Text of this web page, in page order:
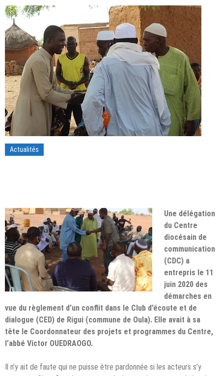
Actualités
Une délégation
du Centre
diocésain de
communication
(CDC) a
entrepris le 11
juin 2020 des
démarches en
vue du règlement d’un conflit dans le Club d’écoute et de
dialogue (CED) de Rigui (commune de Oula). Elle avait à sa
tête le Coordonnateur des projets et programmes du Centre,
l’abbé Victor OUEDRAOGO.
Il n’y ait de faute qui ne puisse être pardonnée si les acteurs s’y